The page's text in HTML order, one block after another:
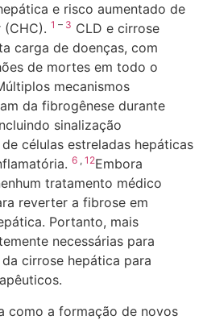
e risco aumentado de
1 – 3 CLD e cirrose
carga de doenças, com
de mortes em todo o
mecanismos
da fibrogênese durante
sinalização
células estreladas hepáticas
6 , 12Embora
tratamento médico
reverter a fibrose em
Portanto, mais
necessárias para
cirrose hepática para
como a formação de novos